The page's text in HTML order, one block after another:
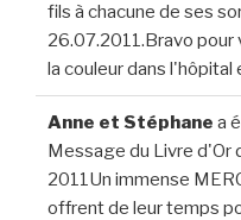
fils à chacune de ses
26.07.2011.Bravo
la couleur dans
Anne et Stéphane a
Message du Livre d'Or
2011Un immense
offrent de leur temps